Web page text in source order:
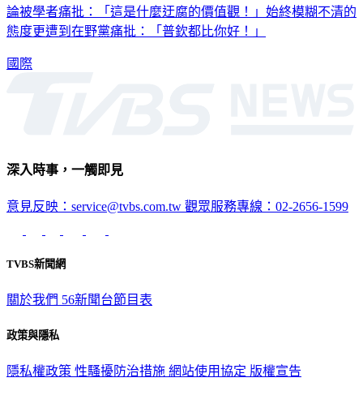
論被學者痛批：「這是什麼迂腐的價值觀！」始終模糊不清的
態度更遭到在野黨痛批：「普欽都比你好！」
國際
深入時事，一觸即見
意見反映：service@tvbs.com.tw 觀眾服務專線：02-2656-1599
TVBS新聞網
關於我們 56新聞台節目表
政策與隱私
隱私權政策 性騷擾防治措施 網站使用協定 版權宣告